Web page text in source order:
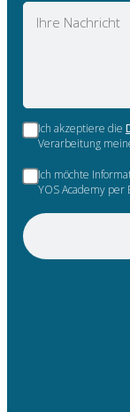
Nachricht
Ich akzeptiere die
Verarbeitung
Ich möchte
YOS Academy per